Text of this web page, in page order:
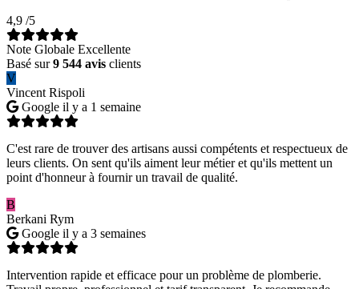
4,9 /5
Note Globale Excellente
Basé sur9 544 avis clients
V
Vincent Rispoli
Google il y a 1 semaine
C'est rare de trouver des artisans aussi compétents et respectueux de
leurs clients. On sent qu'ils aiment leur métier et qu'ils mettent un
point d'honneur à fournir un travail de qualité.
B
Berkani Rym
Google il y a 3 semaines
Intervention rapide et efficace pour un problème de plomberie.